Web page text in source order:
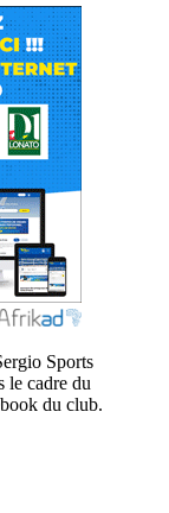
Sports
le cadre du
du club.